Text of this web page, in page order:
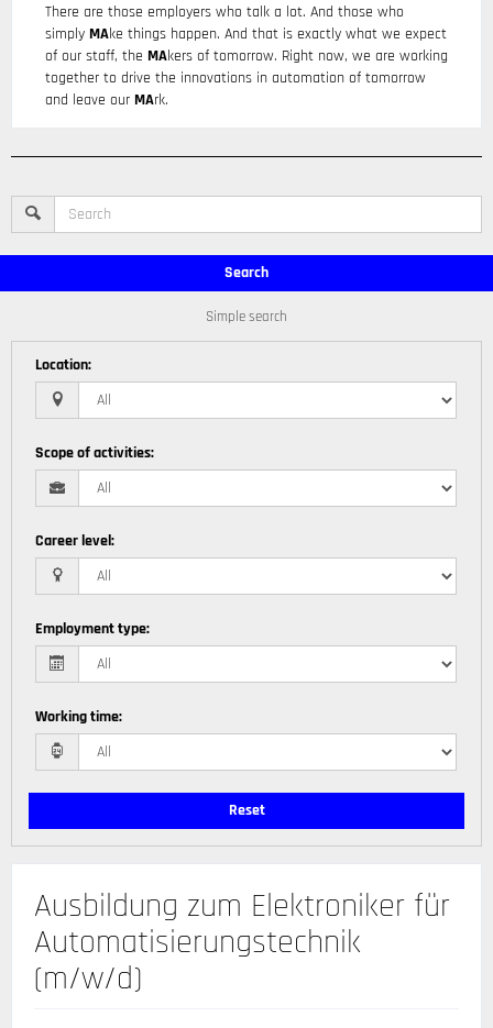
There are those employers who talk a lot. And those who
simply MAke things happen. And that is exactly what we expect
of our staff, the MAkers of tomorrow. Right now, we are working
together to drive the innovations in automation of tomorrow
and leave our MArk.
Search
Simple search
Location:
Scope of activities:
Career level:
Employment type:
Working time:
Reset
Ausbildung zum Elektroniker für
Automatisierungstechnik
(m/w/d)